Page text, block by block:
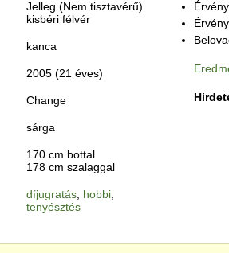
Jelleg (Nem tisztavérű)
kisbéri félvér
kanca
2005 (21 éves)
Change
sárga
170 cm bottal
178 cm szalaggal
díjugratás, hobbi,
tenyésztés